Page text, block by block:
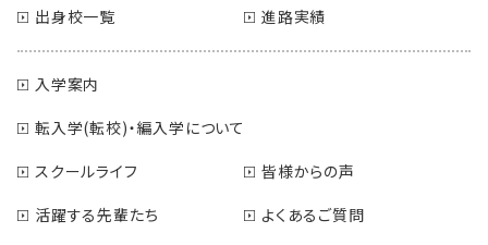
出身校一覧 進路実績
入学案内
転入学(転校)・編入学について
スクールライフ
皆様からの声
活躍する先輩たち
よくあるご質問